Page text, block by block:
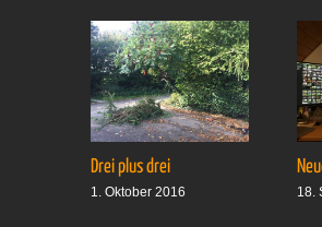
Drei plus drei
1. Oktober 2016 18.